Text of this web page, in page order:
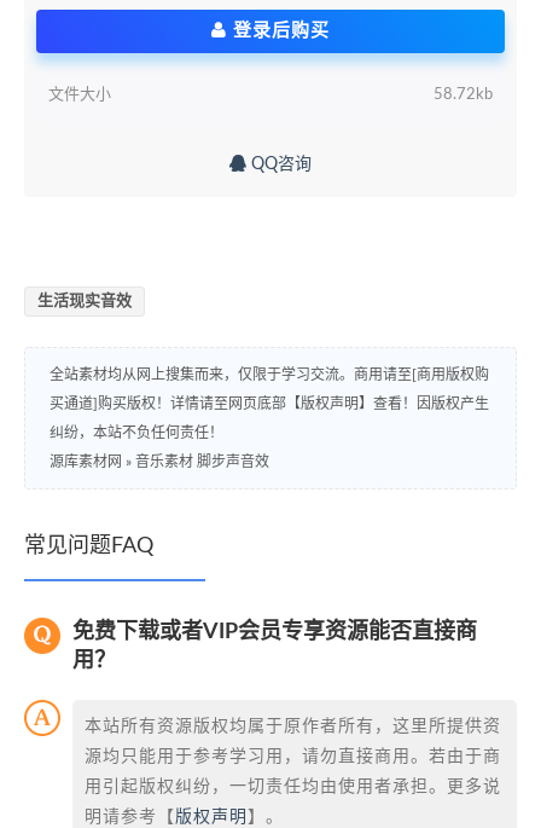
登录后购买
文件大小 58.72kb
QQ咨询
生活现实音效
全站素材均从网上搜集而来，仅限于学习交流。商用请至[商用版权购
买通道]购买版权！详情请至网页底部【版权声明】查看！因版权产生
纠纷，本站不负任何责任！
源库素材网 » 音乐素材 脚步声音效
常见问题FAQ
免费下载或者VIP会员专享资源能否直接商
用？
本站所有资源版权均属于原作者所有，这里所提供资
源均只能用于参考学习用，请勿直接商用。若由于商
用引起版权纠纷，一切责任均由使用者承担。更多说
明请参考【 版权声明 】。